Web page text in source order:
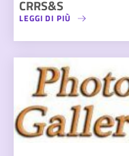
CRRS&S
LEGGI DI PIÙ